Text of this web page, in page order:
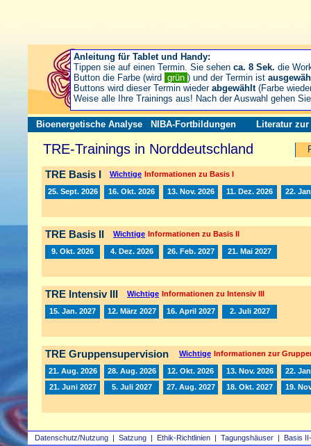
Datenschutz/Nutzung | Satzung | Ethik-Richtlinien | Tagungshäuser | Basis
Bioenergetische Analyse NIBA-Fortbildungen Literatur zur
TRE-Trainings in Norddeutschland
TRE Basis I Wichtige Informationen zu Basis I
25. Sept. 2026 16. Okt. 2026 13. Nov. 2026 11. Dez. 2026 22.
TRE Basis II Wichtige Informationen zu Basis II
9. Okt. 2026 4. Dez. 2026 26. Feb. 2027 21. Mai 2027
TRE Intensiv III Wichtige Informationen zu Intensiv III
15. Jan. 2027 12. März 2027 16. April 2027 2. Juli 2027
TRE Gruppensupervision Wichtige Informationen zur
21. Aug. 2026 28. Aug. 2026 12. Okt. 2026 13. Nov. 2026
22.
21. Juni 2027
5. Juli 2027 27. Aug. 2027 18. Okt. 2027 19.
Anleitung für Tablet und Handy:
Tippen sie auf einen Termin. Sie sehen ca. 8 Sek. die
Button die Farbe (wird grün ) und der Termin ist
Buttons wird dieser Termin wieder abgewählt(Farbe
Weise alle Ihre Trainings aus! Nach der Auswahl gehen